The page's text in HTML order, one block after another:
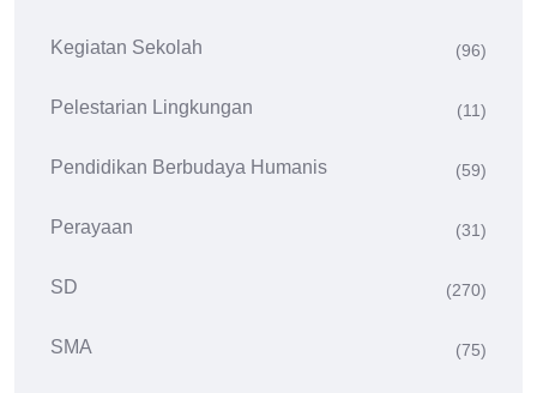
Kegiatan Sekolah (96)
Pelestarian Lingkungan (11)
Pendidikan Berbudaya Humanis (59)
Perayaan (31)
SD (270)
SMA (75)